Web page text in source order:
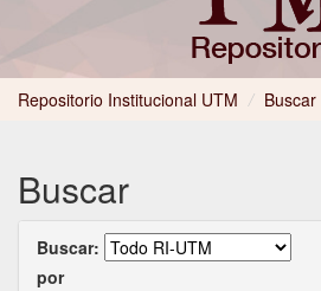
Repositorio Institucional UTM / Buscar
Buscar
Buscar:
por